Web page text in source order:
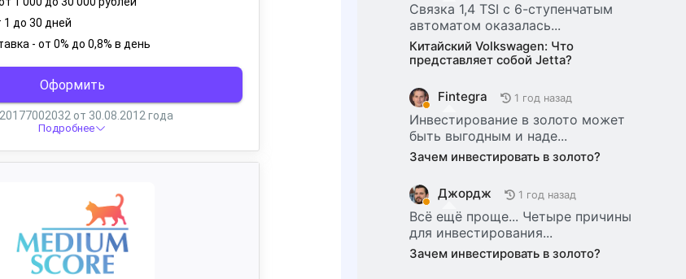
Связка 1,4 TSI с 6-ступенчатым
автоматом оказалась...
Китайский Volkswagen: Что
представляет собой Jetta?
Fintegra 1 год назад
Инвестирование в золото может
быть выгодным и наде...
Зачем инвестировать в золото?
Джордж 1 год назад
Всё ещё проще... Четыре причины
для инвестирования...
Зачем инвестировать в золото?